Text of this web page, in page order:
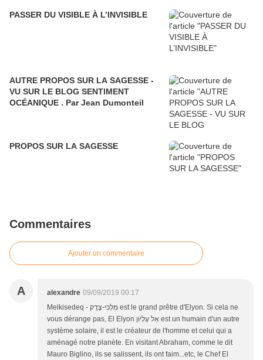
PASSER DU VISIBLE À L’INVISIBLE
AUTRE PROPOS SUR LA SAGESSE -
VU SUR LE BLOG SENTIMENT
OCÉANIQUE . Par Jean Dumonteil
PROPOS SUR LA SAGESSE
Commentaires
Ajouter un commentaire
A alexandre 09/09/2019 00:17
Melkisedeq - מַלְכִּי-צֶדֶק est le grand prêtre d'Elyon. Si cela ne
vous dérange pas, El Elyon אֵל עֶלְיוֹן est un humain d'un autre
système solaire, il est le créateur de l'homme et celui qui a
aménagé notre planète. En visitant Abraham, comme le dit
Mauro Biglino, ils se salissent, ils ont faim...etc, le Chef El